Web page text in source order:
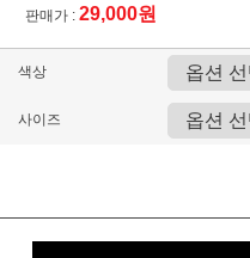
판매가 : 29,000원
색상
사이즈